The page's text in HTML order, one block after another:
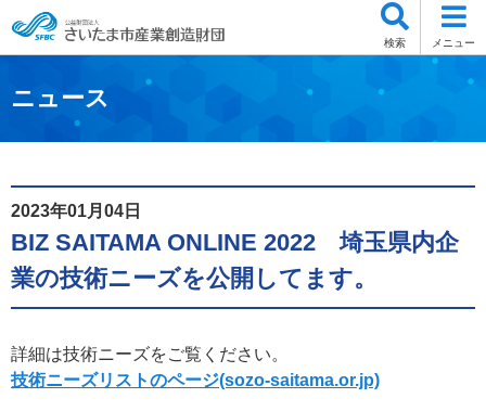
検索 メニュー
ニュース
2023年01月04日
BIZ SAITAMA ONLINE 2022 埼玉県内企
業の技術ニーズを公開してます。
詳細は技術ニーズをご覧ください。
技術ニーズリストのページ(sozo-saitama.or.jp)